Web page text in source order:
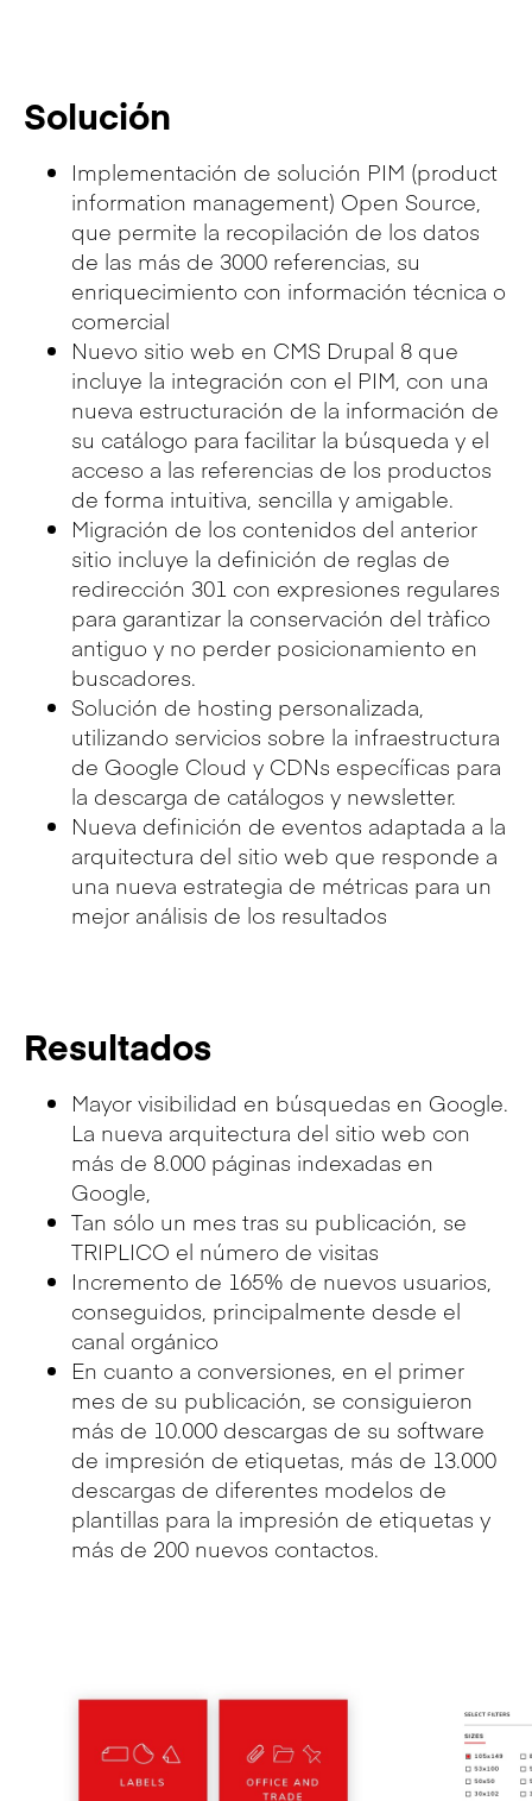
Solución
Implementación de solución PIM (product
information management) Open Source,
que permite la recopilación de los datos
de las más de 3000 referencias, su
enriquecimiento con información técnica o
comercial
Nuevo sitio web en CMS Drupal 8 que
incluye la integración con el PIM, con una
nueva estructuración de la información de
su catálogo para facilitar la búsqueda y el
acceso a las referencias de los productos
de forma intuitiva, sencilla y amigable.
Migración de los contenidos del anterior
sitio incluye la definición de reglas de
redirección 301 con expresiones regulares
para garantizar la conservación del tràfico
antiguo y no perder posicionamiento en
buscadores.
Solución de hosting personalizada,
utilizando servicios sobre la infraestructura
de Google Cloud y CDNs específicas para
la descarga de catálogos y newsletter.
Nueva definición de eventos adaptada a la
arquitectura del sitio web que responde a
una nueva estrategia de métricas para un
mejor análisis de los resultados
Resultados
Mayor visibilidad en búsquedas en Google.
La nueva arquitectura del sitio web con
más de 8.000 páginas indexadas en
Google,
Tan sólo un mes tras su publicación, se
TRIPLICO el número de visitas
Incremento de 165% de nuevos usuarios,
conseguidos, principalmente desde el
canal orgánico
En cuanto a conversiones, en el primer
mes de su publicación, se consiguieron
más de 10.000 descargas de su software
de impresión de etiquetas, más de 13.000
descargas de diferentes modelos de
plantillas para la impresión de etiquetas y
más de 200 nuevos contactos.